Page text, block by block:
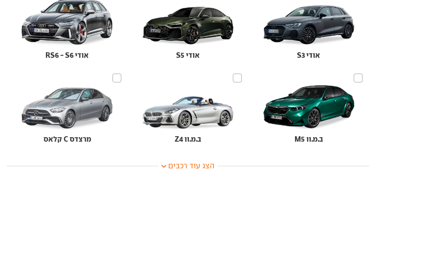
אודי S3 אודי S5 אודי RS6 - S6
ב.מ.וו M5 ב.מ.וו Z4 מרצדס C קלאס
הצג עוד רכבים